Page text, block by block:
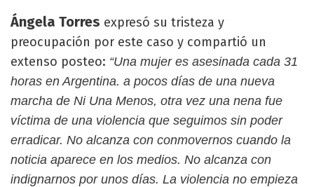
Ángela Torres expresó su tristeza y
preocupación por este caso y compartió un
extenso posteo: “Una mujer es asesinada cada 31
horas en Argentina. a pocos días de una nueva
marcha de Ni Una Menos, otra vez una nena fue
víctima de una violencia que seguimos sin poder
erradicar. No alcanza con conmovernos cuando la
noticia aparece en los medios. No alcanza con
indignarnos por unos días. La violencia no empieza